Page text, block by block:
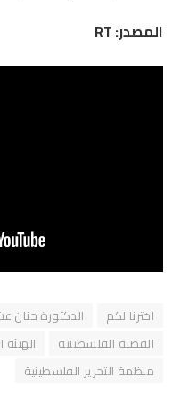
المصدر: RT
اخترنا لكم الدكتورة حنان
القضية الفلسطينية
الهيئة
منظمة التحرير الفلسطينية